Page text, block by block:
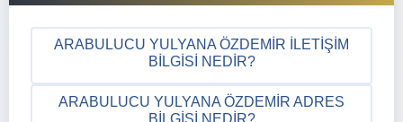
ARABULUCU YULYANA ÖZDEMIR İLETIŞIM
BILGISI NEDIR?
ARABULUCU YULYANA ÖZDEMIR ADRES
BILGISI NEDIR?